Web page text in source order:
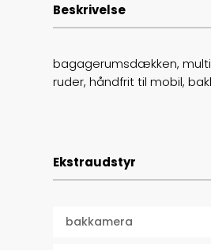
Beskrivelse
bagagerumsdækken,
ruder, håndfrit til mobil,
Ekstraudstyr
bakkamera